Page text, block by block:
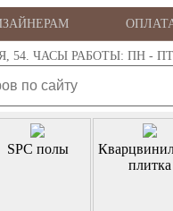
ЧАСЫ РАБОТЫ: ПН - ПТ
SPC полы
плитка